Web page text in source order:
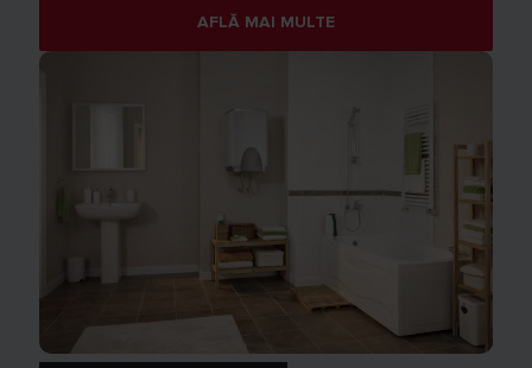
AFLĂ MAI MULTE